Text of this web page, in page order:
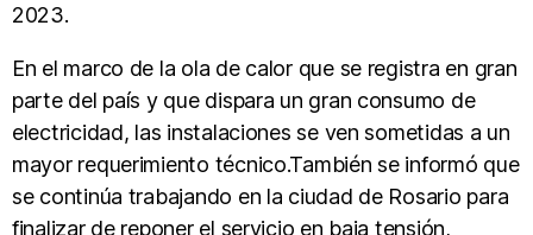
2023.
En el marco de la ola de calor que se registra en gran
parte del país y que dispara un gran consumo de
electricidad, las instalaciones se ven sometidas a un
mayor requerimiento técnico.También se informó que
se continúa trabajando en la ciudad de Rosario para
finalizar de reponer el servicio en baja tensión,